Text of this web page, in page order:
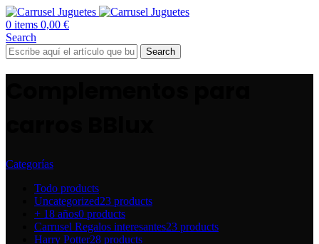
0 items 0,00 €
Search
Search
Categorías
Todo products
Uncategorized23 products
+ 18 años0 products
Carrusel Regalos interesantes23 products
Harry Potter28 products